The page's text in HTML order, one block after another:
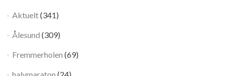
Aktuelt(341)
Ålesund (309)
Fremmerholen (69)